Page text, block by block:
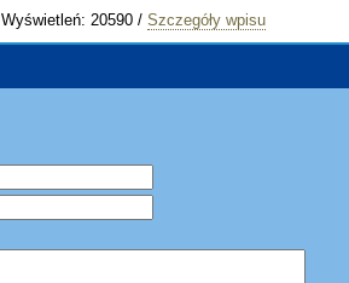
Wyświetleń: 20590 / Szczegóły wpisu